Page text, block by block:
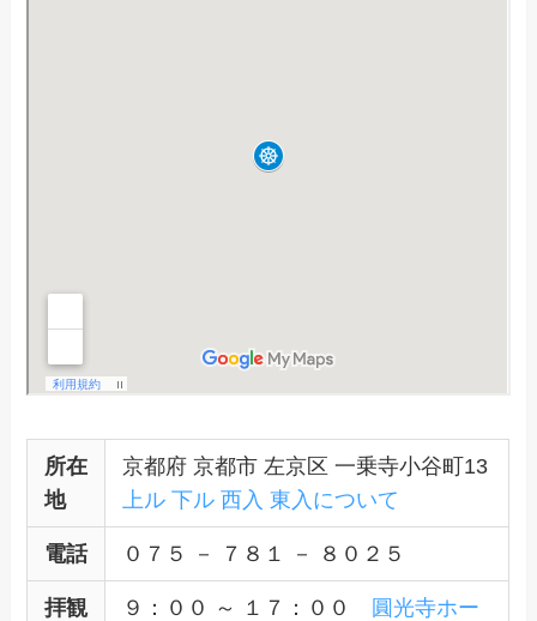
所在
地
京都府 京都市 左京区 一乗寺小谷町13
上ル 下ル 西入 東入について
電話 ０７５ － ７８１ － ８０２５
拝観
９：００ ～ １７：００
圓光寺ホー